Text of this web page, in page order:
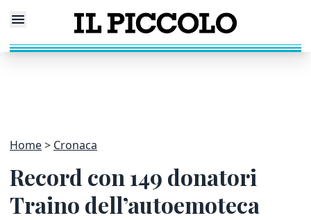
Home Cronaca
Record con 149 donatori
Traino dell’autoemoteca